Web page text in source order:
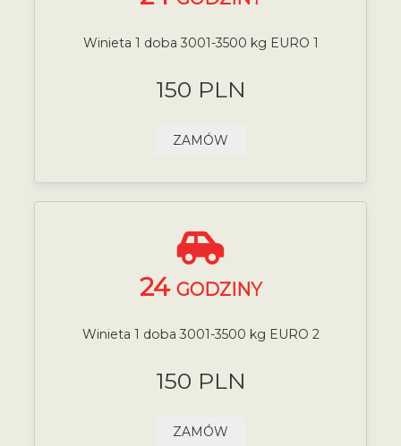
Winieta 1 doba 3001-3500 kg EURO 1
150 PLN
ZAMÓW
24 GODZINY
Winieta 1 doba 3001-3500 kg EURO 2
150 PLN
ZAMÓW